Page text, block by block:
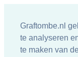
Graftombe.nl
te analyseren
te maken van